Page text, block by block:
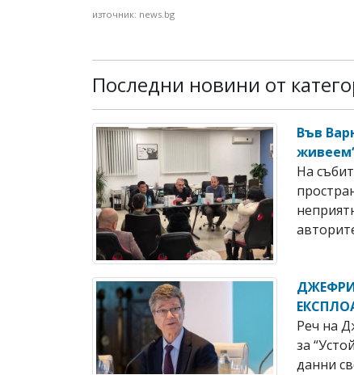
източник: news.bg
Последни новини от
Във
На
ДЖЕФРИ
Реч на
за
данни